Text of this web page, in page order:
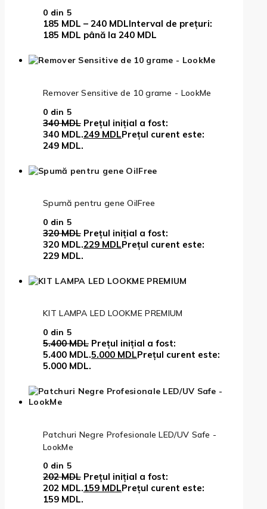
0 din 5
185 MDL – 240 MDLInterval de prețuri:
185 MDL până la 240 MDL
Remover Sensitive de 10 grame - LookMe
0 din 5
340MDL Prețul inițial a fost:
340 MDL.249 MDLPrețul curent este:
249 MDL.
Spumă pentru gene OilFree
0 din 5
320MDL Prețul inițial a fost:
320 MDL.229 MDLPrețul curent este:
229 MDL.
KIT LAMPA LED LOOKME PREMIUM
0 din 5
5.400MDL Prețul inițial a fost:
5.400 MDL.5.000 MDLPrețul curent este:
5.000 MDL.
Patchuri Negre Profesionale LED/UV Safe -
LookMe
0 din 5
202MDL Prețul inițial a fost:
202 MDL.159 MDLPrețul curent este:
159 MDL.